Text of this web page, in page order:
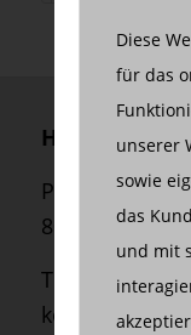
Diese
für das
unserer
sowie
das
und mit
Herzberg
Palmstraße 2
80469
Telefon:+49